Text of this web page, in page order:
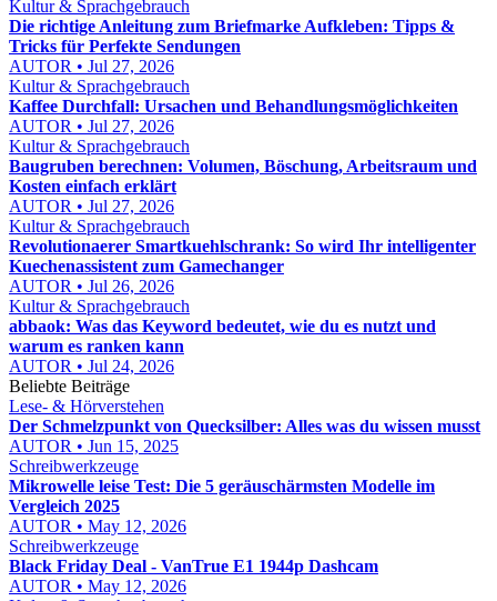
Kultur & Sprachgebrauch
Die richtige Anleitung zum Briefmarke Aufkleben: Tipps &
Tricks für Perfekte Sendungen
AUTOR • Jul 27, 2026
Kultur & Sprachgebrauch
Kaffee Durchfall: Ursachen und Behandlungsmöglichkeiten
AUTOR • Jul 27, 2026
Kultur & Sprachgebrauch
Baugruben berechnen: Volumen, Böschung, Arbeitsraum und
Kosten einfach erklärt
AUTOR • Jul 27, 2026
Kultur & Sprachgebrauch
Revolutionaerer Smartkuehlschrank: So wird Ihr intelligenter
Kuechenassistent zum Gamechanger
AUTOR • Jul 26, 2026
Kultur & Sprachgebrauch
abbaok: Was das Keyword bedeutet, wie du es nutzt und
warum es ranken kann
AUTOR • Jul 24, 2026
Beliebte Beiträge
Lese- & Hörverstehen
Der Schmelzpunkt von Quecksilber: Alles was du wissen musst
AUTOR • Jun 15, 2025
Schreibwerkzeuge
Mikrowelle leise Test: Die 5 geräuschärmsten Modelle im
Vergleich 2025
AUTOR • May 12, 2026
Schreibwerkzeuge
Black Friday Deal - VanTrue E1 1944p Dashcam
AUTOR • May 12, 2026